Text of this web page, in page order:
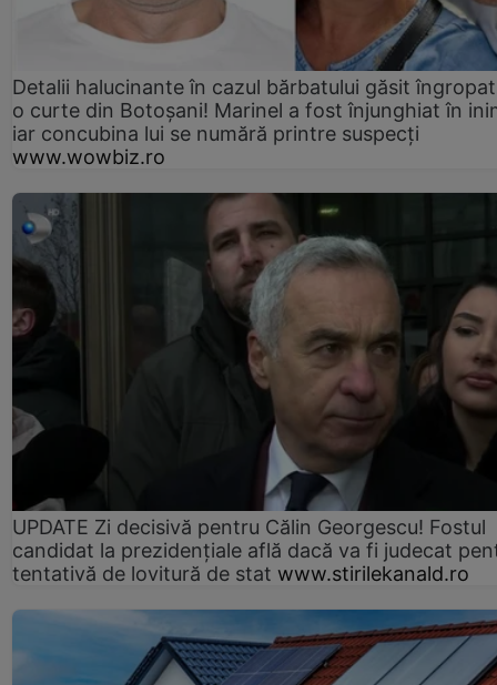
Detalii halucinante în cazul bărbatului găsit
o curte din Botoșani! Marinel a fost înjunghiat în
iar concubina lui se numără printre suspecți
www.wowbiz.ro
UPDATE Zi decisivă pentru Călin Georgescu! Fostul
candidat la prezidențiale află dacă va fi judecat
tentativă de lovitură de stat www.stirilekanald.ro